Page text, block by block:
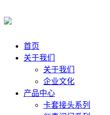
首页
关于我们
关于我们
企业文化
产品中心
卡套接头系列